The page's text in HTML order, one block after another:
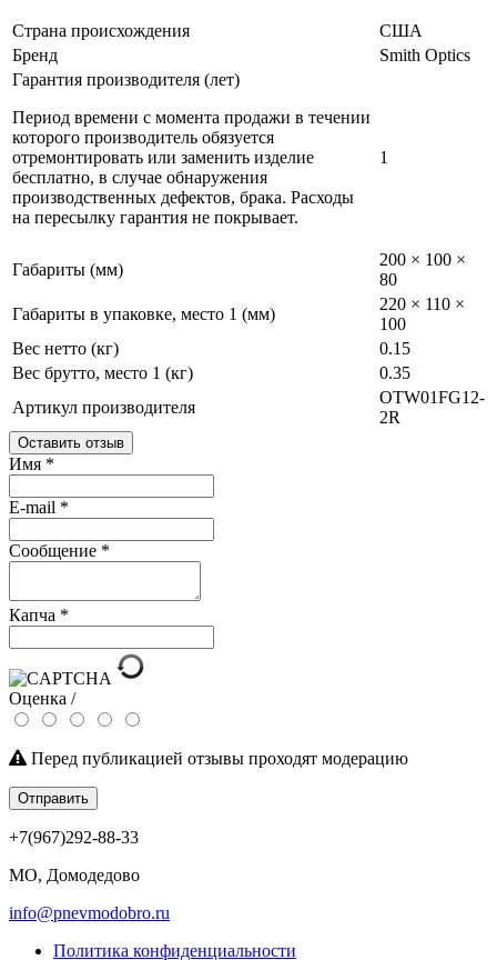
Страна происхождения
США
Бренд
Smith Optics
Гарантия производителя (лет)
Период времени с момента продажи в течении
которого производитель обязуется
отремонтировать или заменить изделие
бесплатно, в случае обнаружения
производственных дефектов, брака. Расходы
на пересылку гарантия не покрывает.
1
Габариты (мм)
200 × 100 ×
80
Габариты в упаковке, место 1 (мм)
220 × 110 ×
100
Вес нетто (кг)
0.15
Вес брутто, место 1 (кг)
0.35
Артикул производителя
OTW01FG12-
2R
Оставить отзыв
Имя *
E-mail *
Сообщение *
Капча *
Оценка /
Перед публикацией отзывы проходят модерацию
Отправить
+7(967)292-88-33
МО, Домодедово
info@pnevmodobro.ru
Политика конфиденциальности